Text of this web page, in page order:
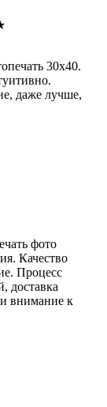
30х40.
даже лучше,
фото
Качество
Процесс
доставка
и внимание к